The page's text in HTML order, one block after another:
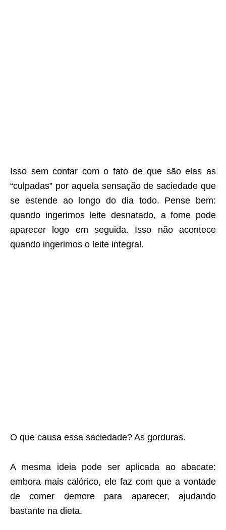
Isso sem contar com o fato de que são elas as
“culpadas” por aquela sensação de saciedade que
se estende ao longo do dia todo. Pense bem:
quando ingerimos leite desnatado, a fome pode
aparecer logo em seguida. Isso não acontece
quando ingerimos o leite integral.
O que causa essa saciedade? As gorduras.
A mesma ideia pode ser aplicada ao abacate:
embora mais calórico, ele faz com que a vontade
de comer demore para aparecer, ajudando
bastante na dieta.